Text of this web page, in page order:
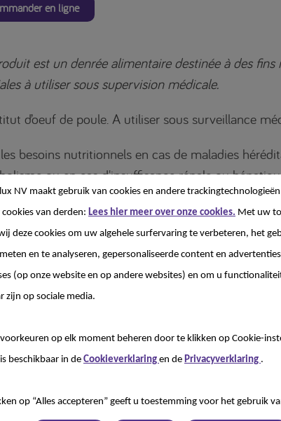
en ligne
est un denrée alimentaire destinée à des fins
à utiliser sous supervision médicale.
d’oeuf de poule. A utiliser sous surveillance
besoins nutritionnels en cas de maladies
ou en cas d'insuffisance rénale ou
restreint en protéine est prescrit.
NV maakt gebruik van cookies en andere
van derden: Lees hier meer over onze cookies. Met uw
deze cookies om uw algehele surfervaring te verbeteren, het
en te analyseren, gepersonaliseerde content en
(op onze website en op andere websites) en om u
zijn op sociale media.
op elk moment beheren door te klikken op Cookie-
beschikbaar in de Cookieverklaring en de Privacyverklaring .
op “Alles accepteren” geeft u toestemming voor het gebruik